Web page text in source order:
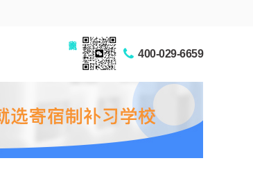
400-029-6659